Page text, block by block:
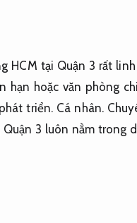
HCM tại Quận 3 rất
hạn hoặc văn phòng
triển. Cá nhân.
3 luôn nằm trong